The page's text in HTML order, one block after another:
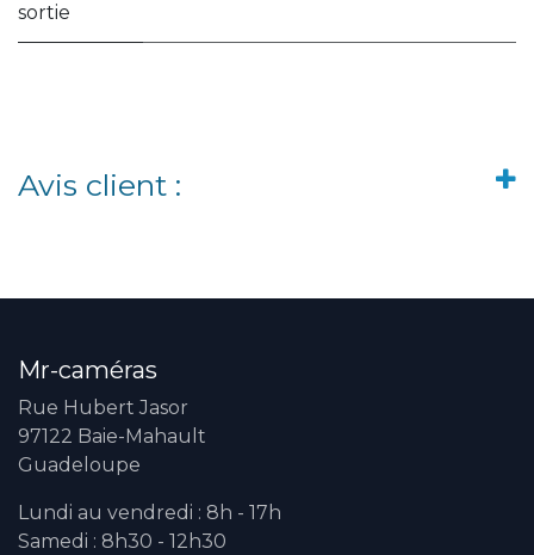
sortie
Avis client :
Mr-caméras
Rue Hubert Jasor
97122 Baie-Mahault
Guadeloupe
Lundi au vendredi : 8h - 17h
Samedi : 8h30 - 12h30